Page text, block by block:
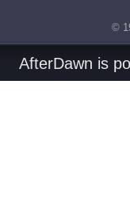
©
AfterDawn is